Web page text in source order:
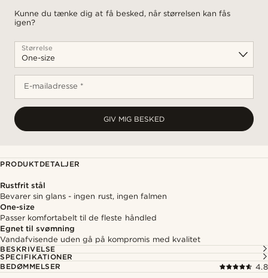
Kunne du tænke dig at få besked, når størrelsen kan fås
igen?
Størrelse
E-mailadresse *
GIV MIG BESKED
PRODUKTDETALJER
Rustfrit stål
Bevarer sin glans - ingen rust, ingen falmen
One-size
Passer komfortabelt til de fleste håndled
Egnet til svømning
Vandafvisende uden gå på kompromis med kvalitet
BESKRIVELSE
SPECIFIKATIONER
BEDØMMELSER
4.8